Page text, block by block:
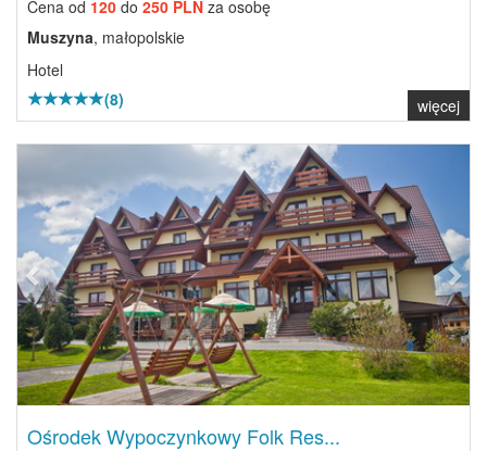
Cena od 120 do 250 PLN za osobę
Muszyna, małopolskie
Hotel
(8)
więcej
Ośrodek Wypoczynkowy Folk Res...